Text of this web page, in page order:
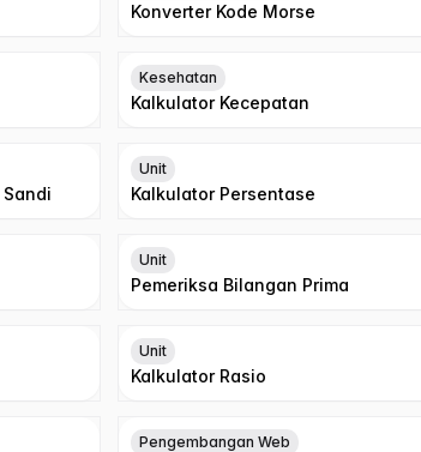
Konverter Kode Morse
Kesehatan
Kalkulator Kecepatan
Unit
Kalkulator Persentase
Unit
Pemeriksa Bilangan Prima
Unit
Kalkulator Rasio
Pengembangan Web